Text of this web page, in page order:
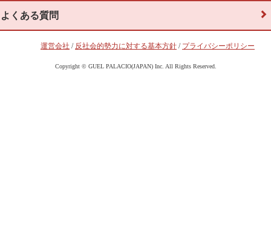
よくある質問
運営会社 / 反社会的勢力に対する基本方針 / プライバシーポリシー
Copyright © GUEL PALACIO(JAPAN) Inc. All Rights Reserved.